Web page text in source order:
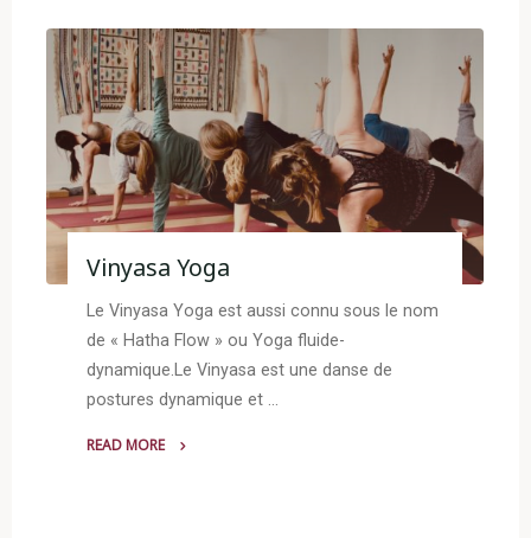
Vinyasa Yoga
Le Vinyasa Yoga est aussi connu sous le nom
de « Hatha Flow » ou Yoga fluide-
dynamique.Le Vinyasa est une danse de
postures dynamique et …
READ MORE